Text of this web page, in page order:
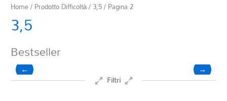
Home/ Prodotto Difficoltà / 3,5/ Pagina 2
3,5
Bestseller
← →
Filtri